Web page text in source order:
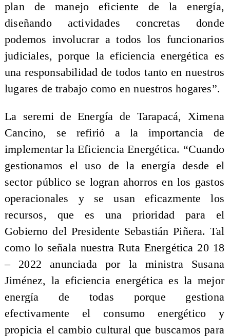
plan de manejo eficiente de la energía,
diseñando actividades concretas donde
podemos involucrar a todos los funcionarios
judiciales, porque la eficiencia energética es
una responsabilidad de todos tanto en nuestros
lugares de trabajo como en nuestros hogares”.
La seremi de Energía de Tarapacá, Ximena
Cancino, se refirió a la importancia de
implementar la Eficiencia Energética. “Cuando
gestionamos el uso de la energía desde el
sector público se logran ahorros en los gastos
operacionales y se usan eficazmente los
recursos, que es una prioridad para el
Gobierno del Presidente Sebastián Piñera. Tal
como lo señala nuestra Ruta Energética 20 18
– 2022 anunciada por la ministra Susana
Jiménez, la eficiencia energética es la mejor
energía de todas porque gestiona
efectivamente el consumo energético y
propicia el cambio cultural que buscamos para